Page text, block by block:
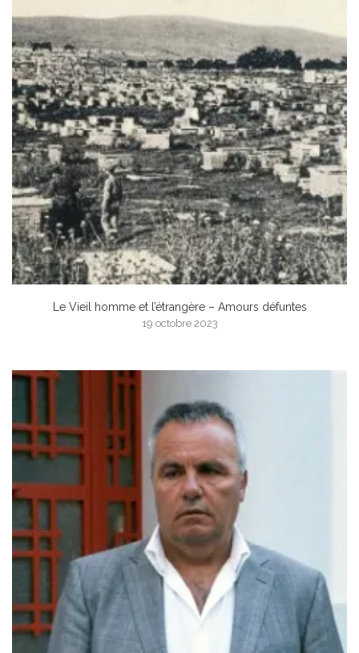
Le Vieil homme et l’étrangère – Amours défuntes
19 octobre 2023